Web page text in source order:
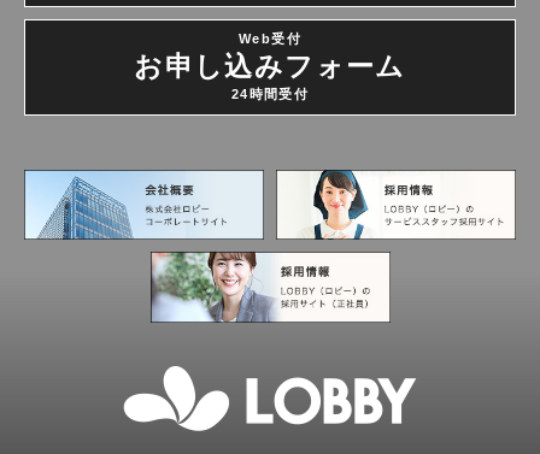
Web受付
お申し込みフォーム
24時間受付